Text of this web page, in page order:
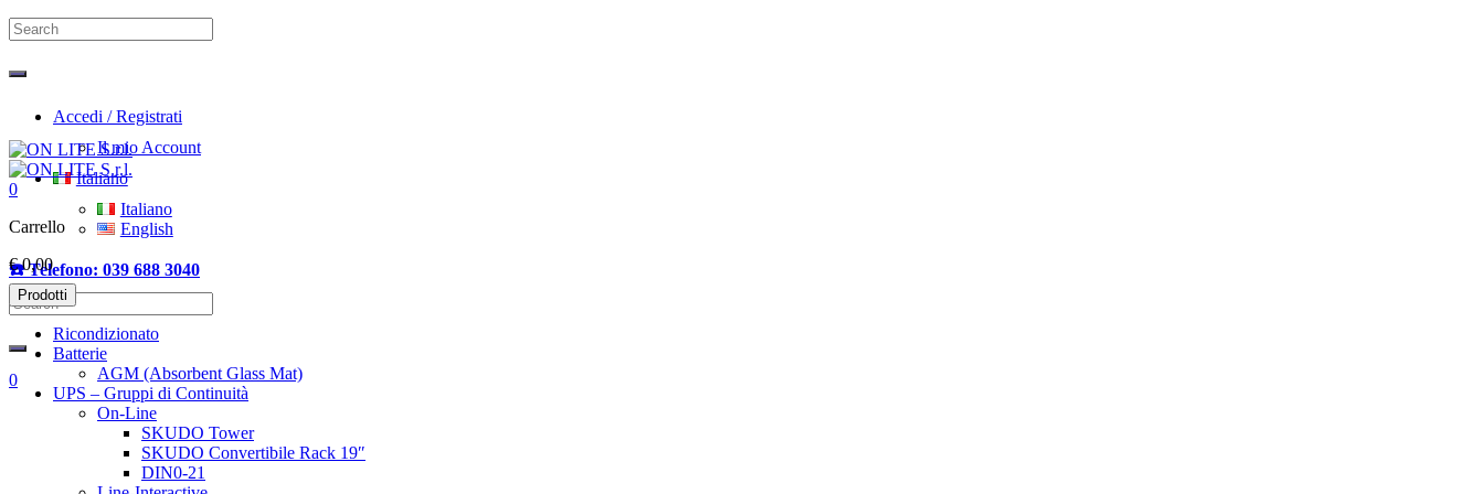
Accedi / Registrati
Il mio Account
Italiano
Italiano
English
☎️ Telefono: 039 688 3040
0
Carrello
€ 0,00
0
Prodotti
Ricondizionato
Batterie
AGM (Absorbent Glass Mat)
UPS – Gruppi di Continuità
On-Line
SKUDO Tower
SKUDO Convertibile Rack 19″
DIN0-21